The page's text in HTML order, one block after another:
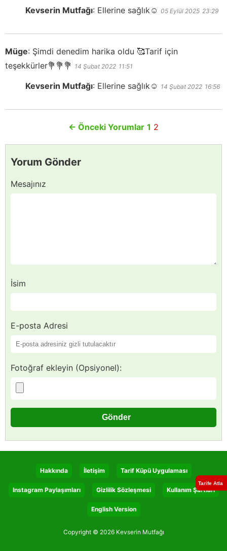
Kevserin Mutfağı: Ellerine sağlık☺️ 05 Eylül 2025 23:29
Müge: Şimdi denedim harika oldu 🥰Tarif için
teşekkürler💐💐💐 14 Şubat 2022 11:51
Kevserin Mutfağı: Ellerine sağlık☺️ 14 Şubat 2022 16:56
← Önceki Yorumlar 1 2
Yorum Gönder
Mesajınız
İsim
E-posta Adresi
Fotoğraf ekleyin (Opsiyonel):
Tarife Atla
Hakkında İletişim Tarif Küpü Uygulaması
Instagram Paylaşımları Gizlilik Sözleşmesi Kullanım Şartları
English Version
Copyright © 2026 Kevserin Mutfağı